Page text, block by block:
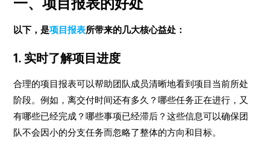
一、项目报表的好处
以下，是项目报表所带来的几大核心益处：
1. 实时了解项目进度
合理的项目报表可以帮助团队成员清晰地看到项目当前所处
阶段。例如，离交付时间还有多久？哪些任务正在进行，又
有哪些已经完成？哪些事项已经滞后？这些信息可以确保团
队不会因小的分支任务而忽略了整体的方向和目标。